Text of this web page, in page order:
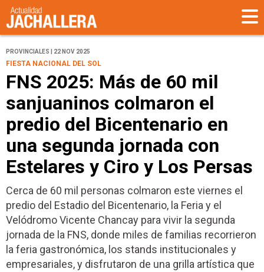
PROVINCIALES | 22 NOV 2025
FIESTA NACIONAL DEL SOL
FNS 2025: Más de 60 mil
sanjuaninos colmaron el
predio del Bicentenario en
una segunda jornada con
Estelares y Ciro y Los Persas
Cerca de 60 mil personas colmaron este viernes el
predio del Estadio del Bicentenario, la Feria y el
Velódromo Vicente Chancay para vivir la segunda
jornada de la FNS, donde miles de familias recorrieron
la feria gastronómica, los stands institucionales y
empresariales, y disfrutaron de una grilla artística que